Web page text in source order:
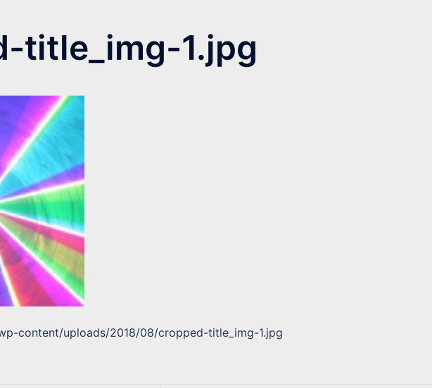
title_img-1.jpg
content/uploads/2018/08/cropped-title_img-1.jpg